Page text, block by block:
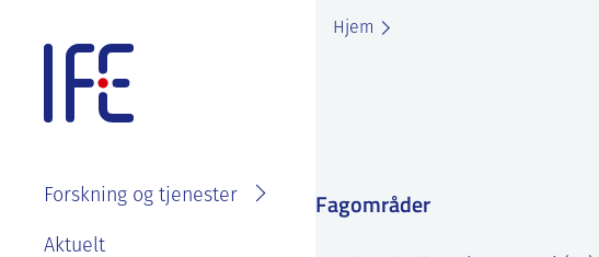
Forskning og tjenester
Aktuelt
Om IFE
Hjem
Fagområder